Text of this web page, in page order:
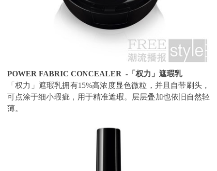
POWER FABRIC CONCEALER -「权力」遮瑕乳
「权力」遮瑕乳拥有15%高浓度显色微粒，并且自带刷头，
可点涂于细小瑕疵，用于精准遮瑕。层层叠加也依旧自然轻
薄。